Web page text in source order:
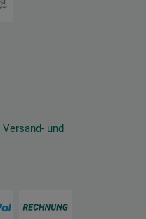
Versand- und